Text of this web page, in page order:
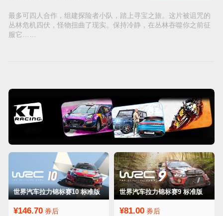
最多可四人合作，组建探险者小队，踏上寻宝之旅。这片被诅咒的
丛林危机四伏，怪物扭曲了现实。保持冷静，在丛林吞噬你之前征
服它……
世界汽车拉力锦标赛10 标准版
¥146.70券后
世界汽车拉力锦标赛9 标准版
¥81.00券后